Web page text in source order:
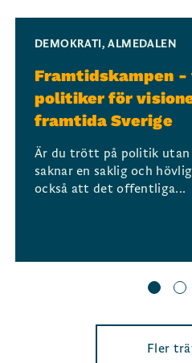
DEMOKRATI,ALMEDALEN
Framtidskampen -
politiker för
framtida Sverige
Är du trött på politik utan
saknar en saklig och
också att det offentliga...
Fler